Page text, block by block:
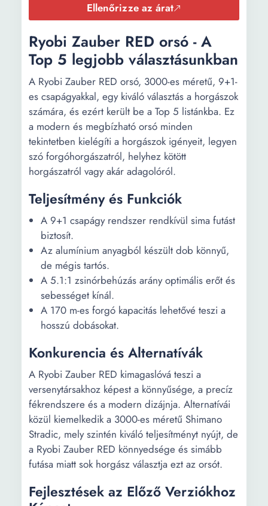
Ellenőrizze az árat
Ryobi Zauber RED orsó - A
Top 5 legjobb választásunkban
A Ryobi Zauber RED orsó, 3000-es méretű, 9+1-
es csapágyakkal, egy kiváló választás a horgászok
számára, és ezért került be a Top 5 listánkba. Ez
a modern és megbízható orsó minden
tekintetben kielégíti a horgászok igényeit, legyen
szó forgóhorgászatról, helyhez kötött
horgászatról vagy akár adagolóról.
Teljesítmény és Funkciók
A 9+1 csapágy rendszer rendkívül sima futást
biztosít.
Az alumínium anyagból készült dob könnyű,
de mégis tartós.
A 5.1:1 zsinórbehúzás arány optimális erőt és
sebességet kínál.
A 170 m-es forgó kapacitás lehetővé teszi a
hosszú dobásokat.
Konkurencia és Alternatívák
A Ryobi Zauber RED kimagaslóvá teszi a
versenytársakhoz képest a könnyűsége, a precíz
fékrendszere és a modern dizájnja. Alternatívái
közül kiemelkedik a 3000-es méretű Shimano
Stradic, mely szintén kiváló teljesítményt nyújt, de
a Ryobi Zauber RED könnyedsége és simább
futása miatt sok horgász választja ezt az orsót.
Fejlesztések az Előző Verziókhoz